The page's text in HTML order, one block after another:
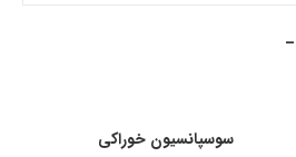
سوسپانسیون خوراکی